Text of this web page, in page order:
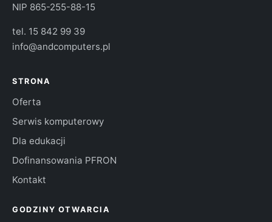
NIP 865-255-88-15
tel. 15 842 99 39
info@andcomputers.pl
STRONA
Oferta
Serwis komputerowy
Dla edukacji
Dofinansowania PFRON
Kontakt
GODZINY OTWARCIA